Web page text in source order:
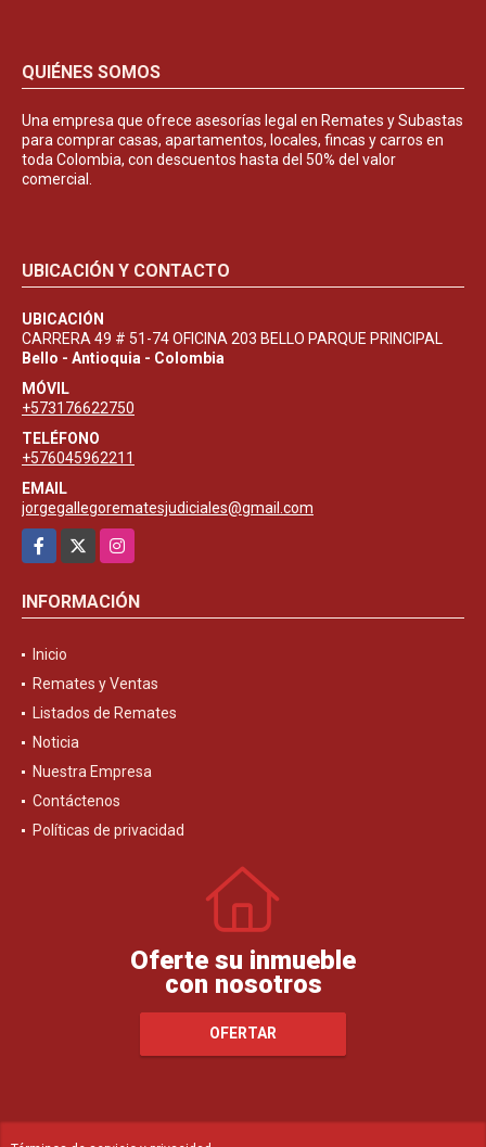
QUIÉNES SOMOS
Una empresa que ofrece asesorías legal en Remates y Subastas
para comprar casas, apartamentos, locales, fincas y carros en
toda Colombia, con descuentos hasta del 50% del valor
comercial.
UBICACIÓN Y CONTACTO
UBICACIÓN
CARRERA 49 # 51-74 OFICINA 203 BELLO PARQUE PRINCIPAL
Bello - Antioquia - Colombia
MÓVIL
+573176622750
TELÉFONO
+576045962211
EMAIL
jorgegallegorematesjudiciales@gmail.com
Facebook
Instagram
INFORMACIÓN
Inicio
Remates y Ventas
Listados de Remates
Noticia
Nuestra Empresa
Contáctenos
Políticas de privacidad
Oferte su inmueble
con nosotros
OFERTAR